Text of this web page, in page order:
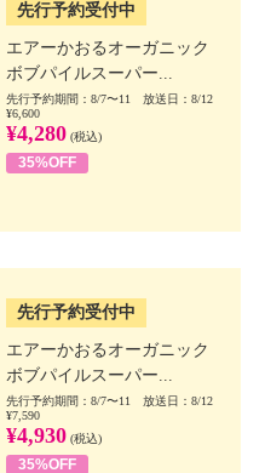
先行予約受付中
エアーかおるオーガニック
ボブパイルスーパー...
先行予約期間：8/7〜11 放送日：8/12
¥6,600
¥4,280 (税込)
35%OFF
先行予約受付中
エアーかおるオーガニック
ボブパイルスーパー...
先行予約期間：8/7〜11 放送日：8/12
¥7,590
¥4,930 (税込)
35%OFF